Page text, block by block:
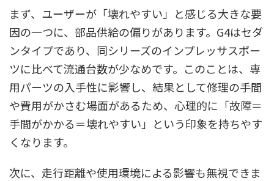
まず、ユーザーが「壊れやすい」と感じる大きな要
因の一つに、部品供給の偏りがあります。G4はセダ
ンタイプであり、同シリーズのインプレッサスポー
ツに比べて流通台数が少なめです。このことは、専
用パーツの入手性に影響し、結果として修理の手間
や費用がかさむ場面があるため、心理的に「故障＝
手間がかかる＝壊れやすい」という印象を持ちやす
くなります。
次に、走行距離や使用環境による影響も無視できま